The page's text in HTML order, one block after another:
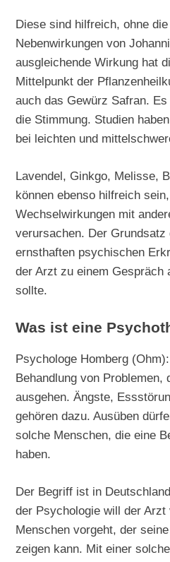
Diese sind hilfreich, ohne
Nebenwirkungen von
ausgleichende Wirkung hat
Mittelpunkt der
auch das Gewürz Safran.
die Stimmung. Studien
bei leichten und
Lavendel, Ginkgo, Melisse,
können ebenso hilfreich
Wechselwirkungen mit
verursachen. Der
ernsthaften psychischen
der Arzt zu einem Gespräch
sollte.
Was ist eine
Psychologe Homberg
Behandlung von Problemen,
ausgehen. Ängste,
gehören dazu. Ausüben
solche Menschen, die eine
haben.
Der Begriff ist in
der Psychologie will der
Menschen vorgeht, der
zeigen kann. Mit einer